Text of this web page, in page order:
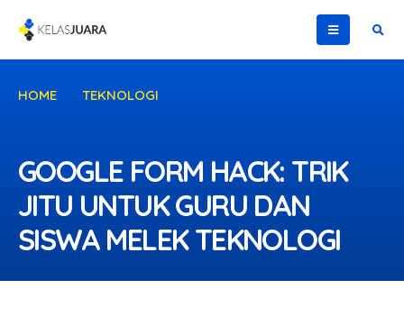
HOME
TEKNOLOGI
GOOGLE FORM HACK: TRIK
JITU UNTUK GURU DAN
SISWA MELEK TEKNOLOGI